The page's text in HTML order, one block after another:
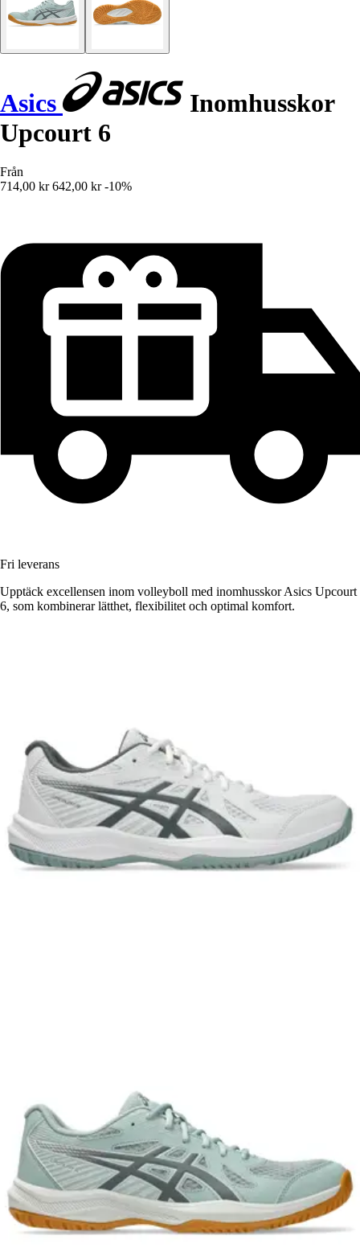
Asics
Inomhusskor
Upcourt 6
Från
714,00 kr 642,00 kr -10%
Fri leverans
Upptäck excellensen inom volleyboll med inomhusskor Asics Upcourt
6, som kombinerar lätthet, flexibilitet och optimal komfort.